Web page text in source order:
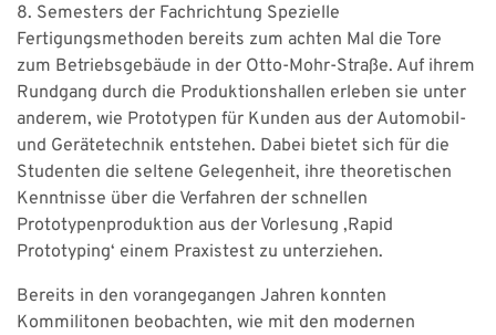
8. Semesters der Fachrichtung Spezielle
Fertigungsmethoden bereits zum achten Mal die Tore
zum Betriebsgebäude in der Otto-Mohr-Straße. Auf ihrem
Rundgang durch die Produktionshallen erleben sie unter
anderem, wie Prototypen für Kunden aus der Automobil-
und Gerätetechnik entstehen. Dabei bietet sich für die
Studenten die seltene Gelegenheit, ihre theoretischen
Kenntnisse über die Verfahren der schnellen
Prototypenproduktion aus der Vorlesung ‚Rapid
Prototyping‘ einem Praxistest zu unterziehen.
Bereits in den vorangegangen Jahren konnten
Kommilitonen beobachten, wie mit den modernen